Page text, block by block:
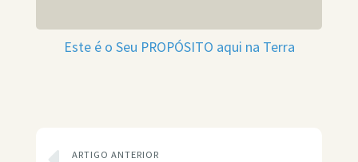
Este é o Seu PROPÓSITO aqui na Terra
ARTIGO ANTERIOR